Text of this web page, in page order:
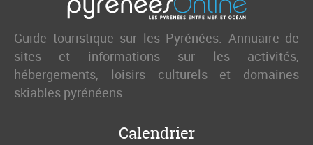
Guide touristique sur les Pyrénées. Annuaire de
sites et informations sur les activités,
hébergements, loisirs culturels et domaines
skiables pyrénéens.
Calendrier